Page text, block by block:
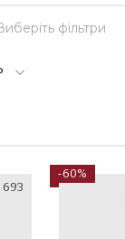
фільтри
693
-60%